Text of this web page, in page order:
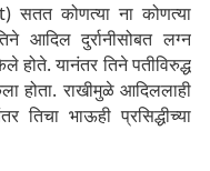
सतत कोणत्या ना कोणत्या
आदिल दुर्रानीसोबत लग्न
होते. यानंतर तिने पतीविरुद्ध
होता. राखीमुळे आदिललाही
तिचा भाऊही प्रसिद्धीच्या